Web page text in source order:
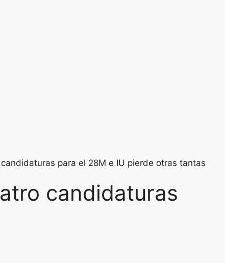
para el 28M e IU pierde otras tantas
candidaturas